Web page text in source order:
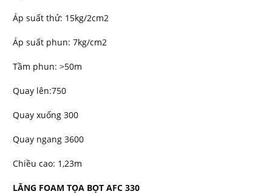
Áp suất thử: 15kg/2cm2
Áp suất phun: 7kg/cm2
Tầm phun: >50m
Quay lên:750
Quay xuống 300
Quay ngang 3600
Chiều cao: 1,23m
LĂNG FOAM TỌA BỌT AFC 330